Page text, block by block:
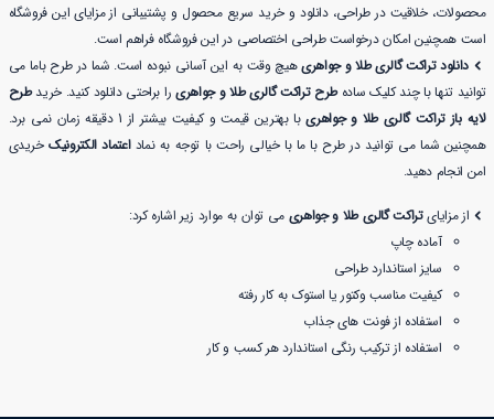
محصولات، خلاقیت در طراحی، دانلود و خرید سریع محصول و پشتیبانی از مزایای این فروشگاه
است همچنین امکان درخواست طراحی اختصاصی در این فروشگاه فراهم است.
دانلود تراکت گالری طلا و جواهریهیچ وقت به این آسانی نبوده است. شما در طرح باما می
توانید تنها با چند کلیک سادهطرح تراکت گالری طلا و جواهری را براحتی دانلود کنید. خریدطرح
لایه باز تراکت گالری طلا و جواهری
با بهترین قیمت و کیفیت بیشتر از 1 دقیقه زمان نمی برد.
همچنین شما می توانید در طرح با ما با خیالی راحت با توجه به نماداعتماد الکترونیکخریدی
امن انجام دهید.
از مزایایتراکت گالری طلا و جواهری می توان به موارد زیر اشاره کرد:
آماده چاپ
سایز استاندارد طراحی
کیفیت مناسب وکتور یا استوک به کار رفته
استفاده از فونت های جذاب
استفاده از ترکیب رنگی استاندارد هر کسب و کار